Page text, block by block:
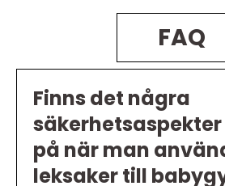
FAQ
Finns det några
på när man
leksaker till